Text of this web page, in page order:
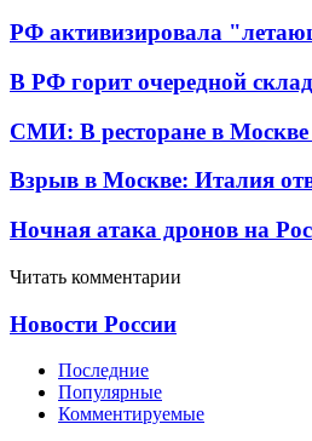
РФ активизировала
В РФ горит очередной
СМИ: В ресторане в Москве
Взрыв в Москве: Италия
Ночная атака дронов на
Читать комментарии
Новости России
Последние
Популярные
Комментируемые